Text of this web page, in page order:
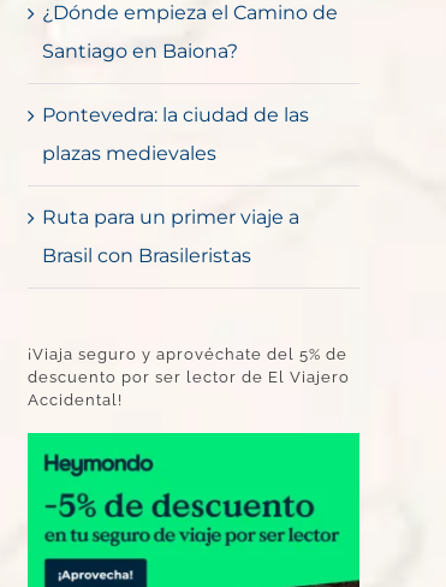
¿Dónde empieza el Camino de
Santiago en Baiona?
Pontevedra: la ciudad de las
plazas medievales
Ruta para un primer viaje a
Brasil con Brasileristas
¡Viaja seguro y aprovéchate del 5% de
descuento por ser lector de El Viajero
Accidental!